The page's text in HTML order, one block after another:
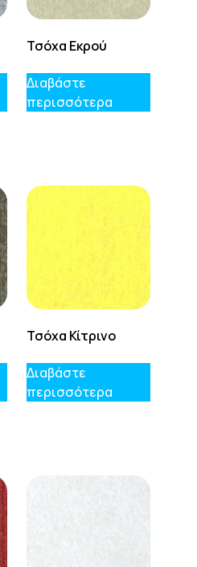
Τσόχα Εκρού
Διαβάστε
περισσότερα
Τσόχα Κίτρινο
Διαβάστε
περισσότερα